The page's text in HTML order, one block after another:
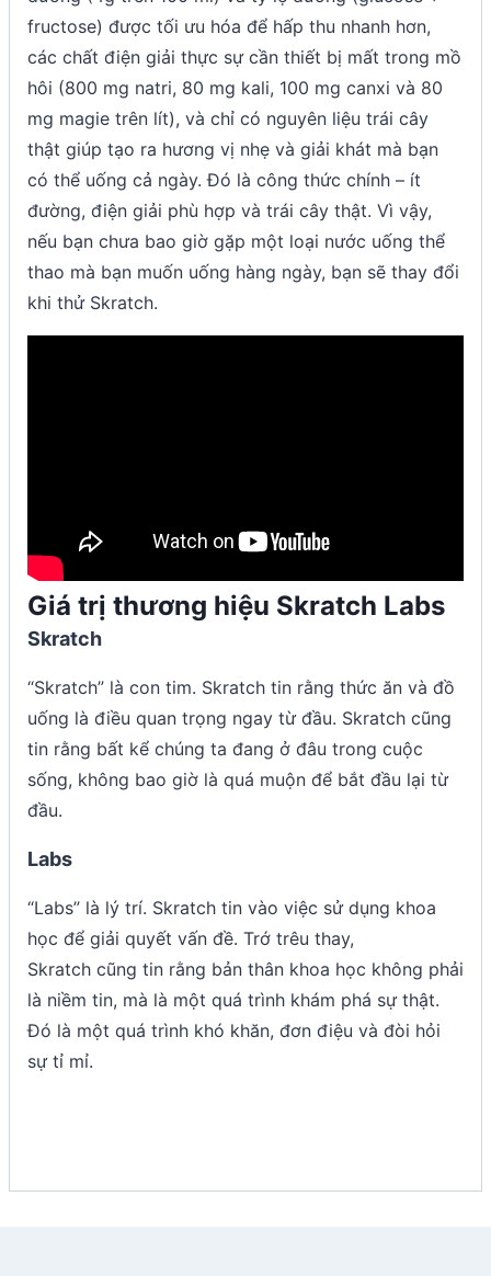
fructose) được tối ưu hóa để hấp thu nhanh hơn,
các chất điện giải thực sự cần thiết bị mất trong mồ
hôi (800 mg natri, 80 mg kali, 100 mg canxi và 80
mg magie trên lít), và chỉ có nguyên liệu trái cây
thật giúp tạo ra hương vị nhẹ và giải khát mà bạn
có thể uống cả ngày. Đó là công thức chính – ít
đường, điện giải phù hợp và trái cây thật. Vì vậy,
nếu bạn chưa bao giờ gặp một loại nước uống thể
thao mà bạn muốn uống hàng ngày, bạn sẽ thay đổi
khi thử Skratch.
Giá trị thương hiệu Skratch Labs
Skratch
“Skratch” là con tim. Skratch tin rằng thức ăn và đồ
uống là điều quan trọng ngay từ đầu. Skratch cũng
tin rằng bất kể chúng ta đang ở đâu trong cuộc
sống, không bao giờ là quá muộn để bắt đầu lại từ
đầu.
Labs
“Labs” là lý trí. Skratch tin vào việc sử dụng khoa
học để giải quyết vấn đề. Trớ trêu thay,
Skratch cũng tin rằng bản thân khoa học không phải
là niềm tin, mà là một quá trình khám phá sự thật.
Đó là một quá trình khó khăn, đơn điệu và đòi hỏi
sự tỉ mỉ.